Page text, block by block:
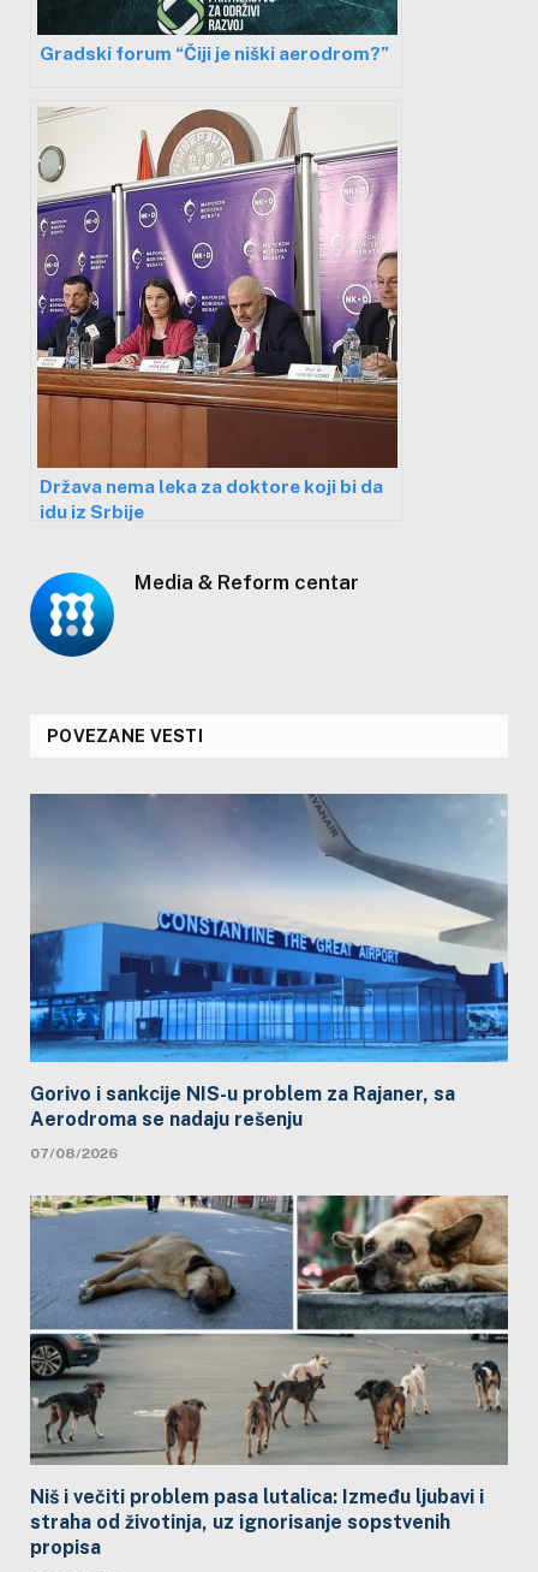
Gradski forum “Čiji je niški aerodrom?”
Država nema leka za doktore koji bi da
idu iz Srbije
Media & Reform centar
POVEZANE VESTI
Gorivo i sankcije NIS-u problem za Rajaner, sa
Aerodroma se nadaju rešenju
07/08/2026
Niš i večiti problem pasa lutalica: Između ljubavi i
straha od životinja, uz ignorisanje sopstvenih
propisa